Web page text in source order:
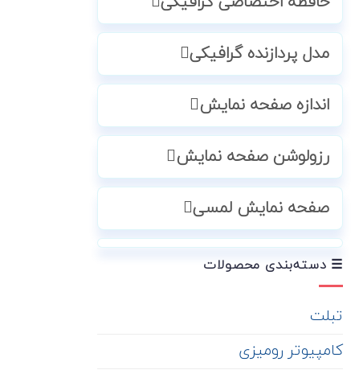
مدل پردازنده گرافیکی
اندازه صفحه نمایش
رزولوشن صفحه نمایش
صفحه نمایش لمسی
☰ دسته‌بندی محصولات
تبلت
کامپیوتر رومیزی